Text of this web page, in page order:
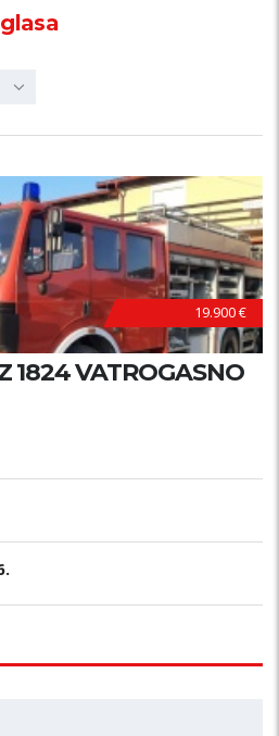
19.900 €
1824 VATROGASNO